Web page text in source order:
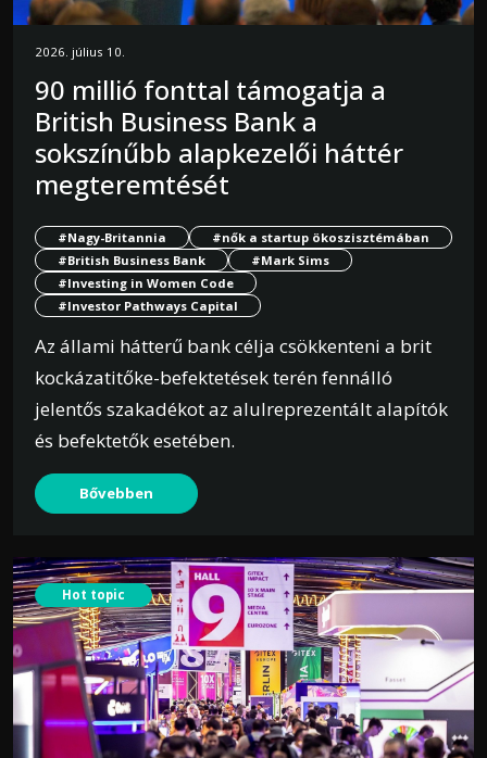
2026. július 10.
90 millió fonttal támogatja a
British Business Bank a
sokszínűbb alapkezelői háttér
megteremtését
#Nagy-Britannia
#nők a startup ökoszisztémában
#British Business Bank
#Mark Sims
#Investing in Women Code
#Investor Pathways Capital
Az állami hátterű bank célja csökkenteni a brit
kockázatitőke-befektetések terén fennálló
jelentős szakadékot az alulreprezentált alapítók
és befektetők esetében.
Bővebben
Hot topic